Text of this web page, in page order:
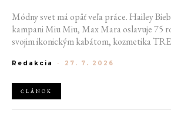
Módny svet má opäť veľa práce. Hailey
kampani Miu Miu, Max Mara oslavuje 75
svojim ikonickým kabátom, kozmetika
a v San Franciscu pripravujú prvú veľkú
Redakcia - 27. 7. 2026
ČLÁNOK